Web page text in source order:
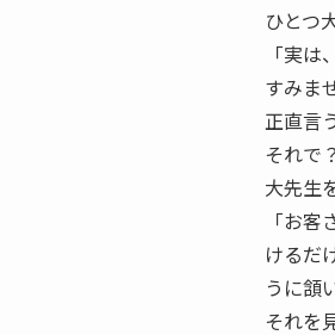
ひとつ
「実
すみま
正直言
それで
大先生
「お
けるだ
うに頷
それを